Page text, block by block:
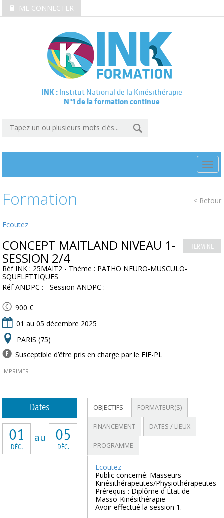
ME CONNECTER
INK : Institut National de la Kinésithérapie
N°1 de la formation continue
< Retour
Formation
Ecoutez
TERMINE
CONCEPT MAITLAND NIVEAU 1-
SESSION 2/4
Réf INK : 25MAIT2 - Thème : PATHO NEURO-MUSCULO-
SQUELETTIQUES
Réf ANDPC : - Session ANDPC :
900 €
01 au 05 décembre 2025
PARIS (75)
Susceptible d’être pris en charge par le FIF-PL
IMPRIMER
Dates
01
DÉC.
05
DÉC.
au
OBJECTIFS FORMATEUR(S)
FINANCEMENT DATES / LIEUX
PROGRAMME
Ecoutez
Public concerné: Masseurs-
Kinésithérapeutes/Physiothérapeutes
Prérequis : Diplôme d État de
Masso-Kinésithérapie
Avoir effectué la session 1.